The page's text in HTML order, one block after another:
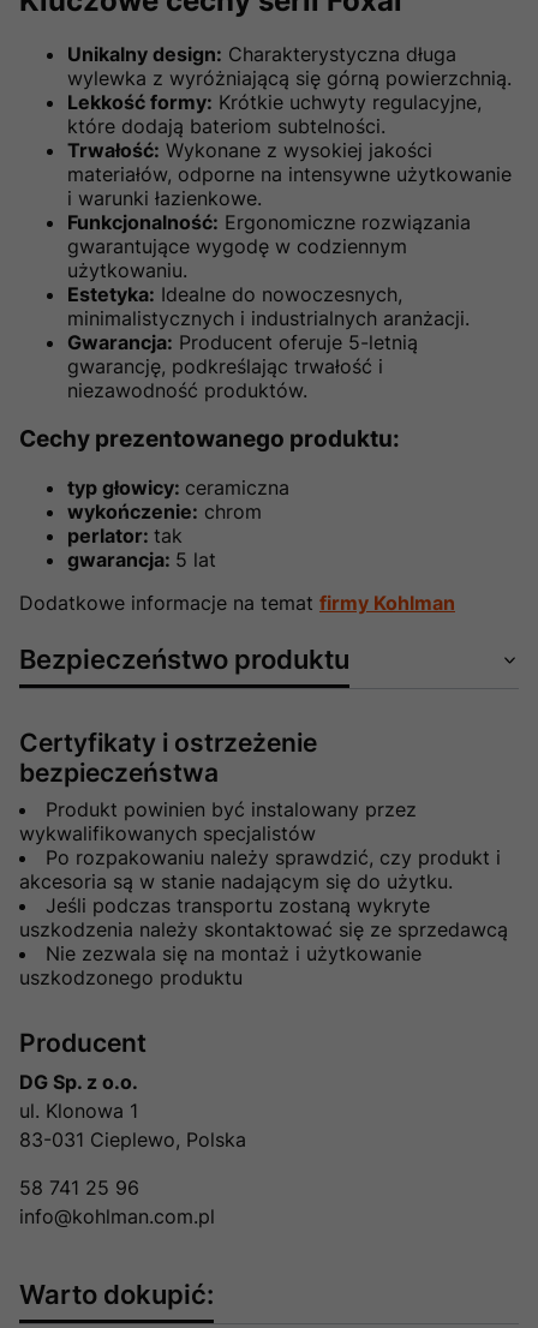
Unikalny design: Charakterystyczna długa
wylewka z wyróżniającą się górną powierzchnią.
Lekkość formy: Krótkie uchwyty regulacyjne,
które dodają bateriom subtelności.
Trwałość: Wykonane z wysokiej jakości
materiałów, odporne na intensywne użytkowanie
i warunki łazienkowe.
Funkcjonalność: Ergonomiczne rozwiązania
gwarantujące wygodę w codziennym
użytkowaniu.
Estetyka: Idealne do nowoczesnych,
minimalistycznych i industrialnych aranżacji.
Gwarancja: Producent oferuje 5-letnią
gwarancję, podkreślając trwałość i
niezawodność produktów.
Cechy prezentowanego produktu:
typ głowicy: ceramiczna
wykończenie: chrom
perlator: tak
gwarancja: 5 lat
Dodatkowe informacje na temat firmy Kohlman
Bezpieczeństwo produktu
Certyfikaty i ostrzeżenie
bezpieczeństwa
Produkt powinien być instalowany przez
wykwalifikowanych specjalistów
Po rozpakowaniu należy sprawdzić, czy produkt i
akcesoria są w stanie nadającym się do użytku.
Jeśli podczas transportu zostaną wykryte
uszkodzenia należy skontaktować się ze sprzedawcą
Nie zezwala się na montaż i użytkowanie
uszkodzonego produktu
Producent
DG Sp. z o.o.
ul. Klonowa 1
83-031 Cieplewo, Polska
58 741 25 96
info@kohlman.com.pl
Warto dokupić: